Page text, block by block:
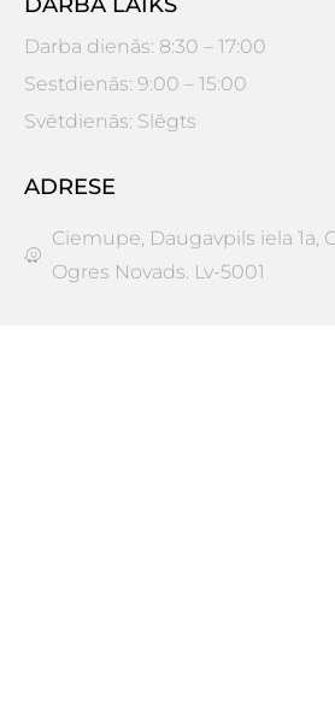
Darba dienās: 8:30 – 17:00
Sestdienās: 9:00 – 15:00
Svētdienās: Slēgts
ADRESE
Ciemupe, Daugavpils iela 1a,
Ogres Novads. Lv-5001